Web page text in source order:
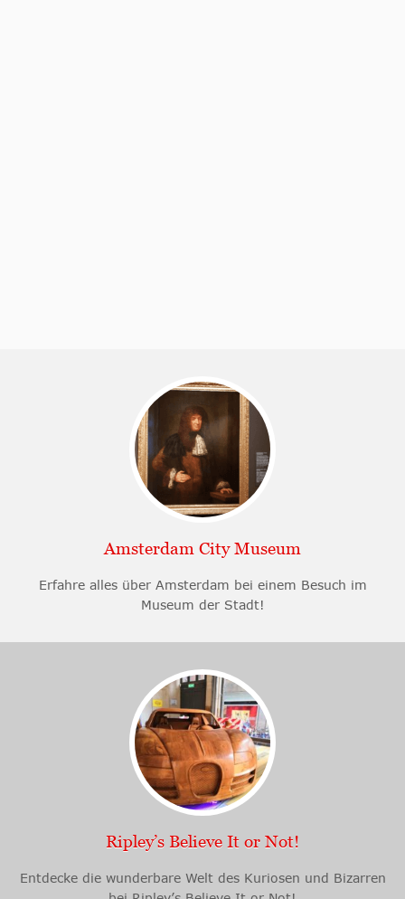
Amsterdam City Museum
Erfahre alles über Amsterdam bei einem Besuch im
Museum der Stadt!
Ripley’s Believe It or Not!
Entdecke die wunderbare Welt des Kuriosen und Bizarren